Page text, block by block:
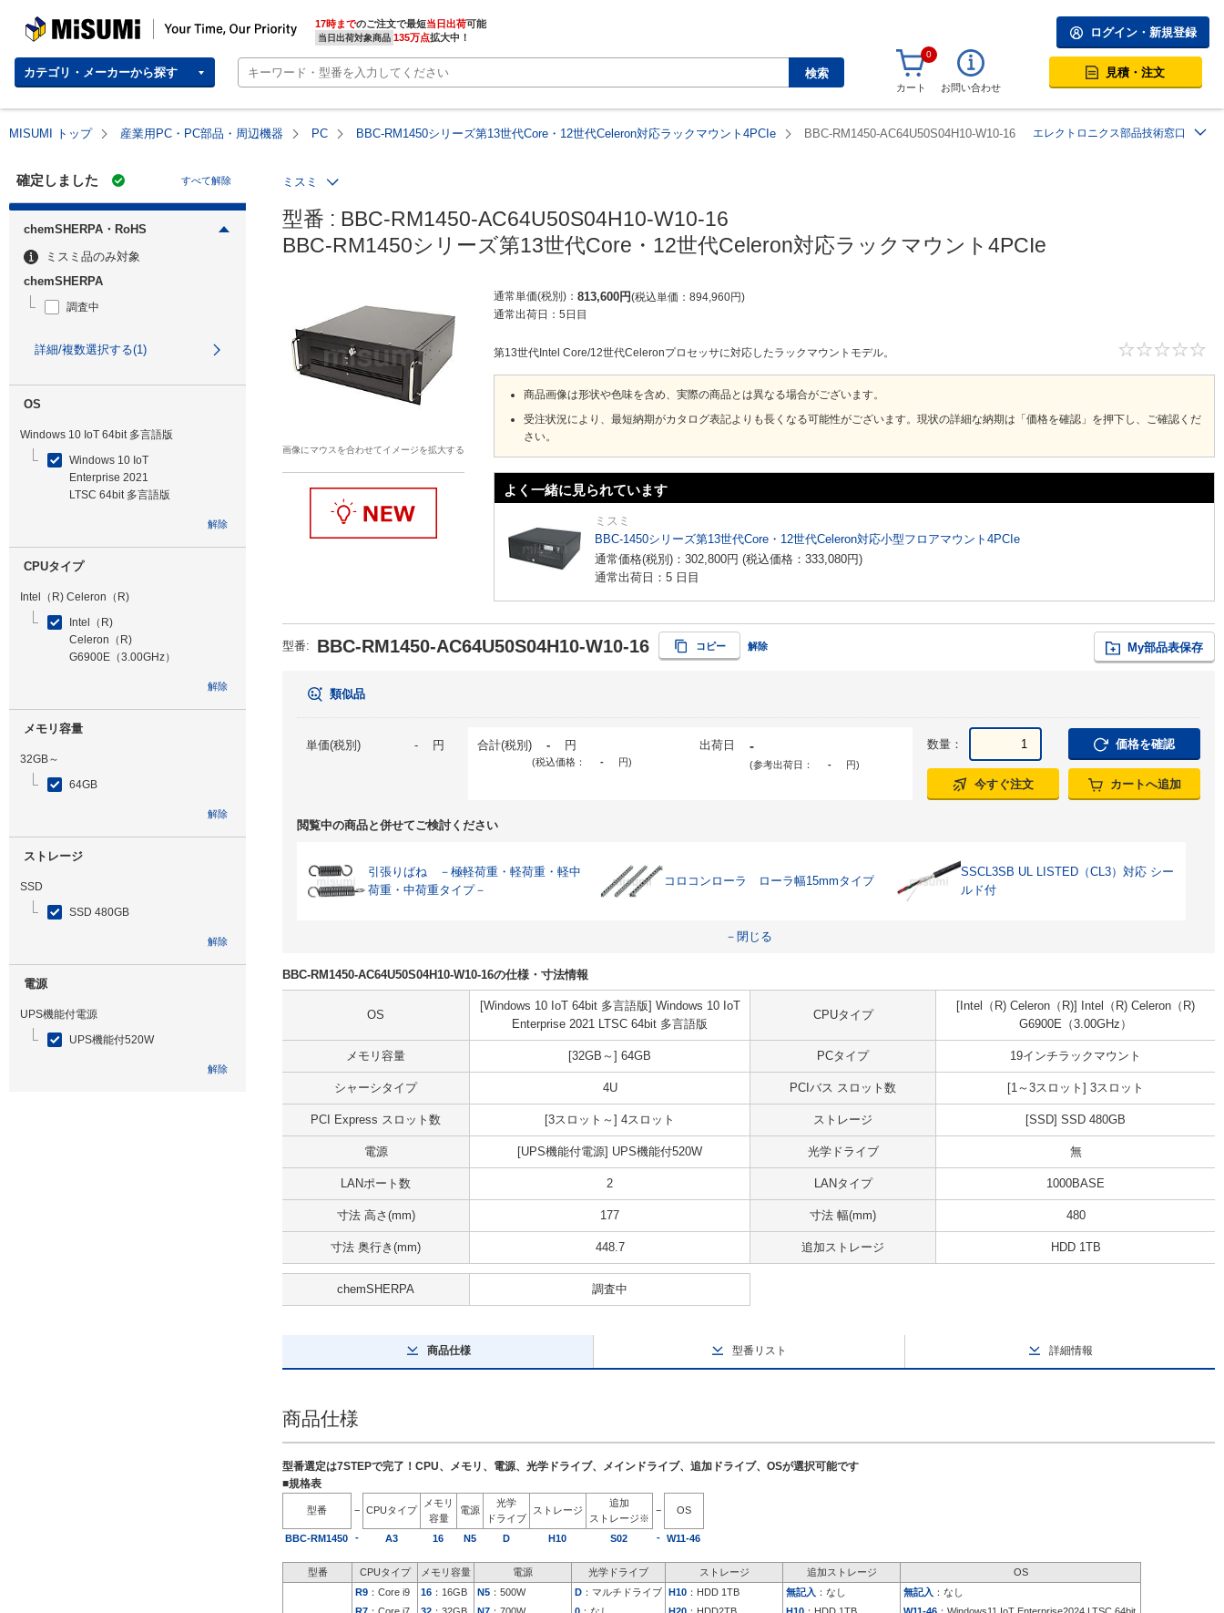
MISUMI | Your Time, Our Priority 17時までのご注文で最短当日出荷
当日出荷対象商品 135万点拡大中！
カテゴリ・メーカーから探す 検索
ログイン・新規登録
0
カート お問い合わせ
見積・注文
MISUMI トップ 産業用PC・PC部品・周辺機器 PC BBC-RM1450シリーズ第13世代Core・12世代Celeron対応ラックマウント4PCIe BBC-RM1450-AC64U50S04H10-W10-16 エレクトロニクス部品技術窓口
確定しました すべて解除
chemSHERPA・RoHS
ミスミ品のみ対象
chemSHERPA
調査中
詳細/複数選択する(1)
OS
Windows 10 IoT 64bit 多言語版
Windows 10 IoT
Enterprise 2021
LTSC 64bit 多言語版
解除
CPUタイプ
Intel（R) Celeron（R)
Intel（R)
Celeron（R)
G6900E（3.00GHz）
解除
メモリ容量
32GB～
64GB
解除
ストレージ
SSD
SSD 480GB
解除
電源
UPS機能付電源
UPS機能付520W
解除
ミスミ
型番 : BBC-RM1450-AC64U50S04H10-W10-16
BBC-RM1450シリーズ第13世代Core・12世代Celeron対応ラックマウント4PCIe
画像にマウスを合わせてイメージを拡大する
通常単価(税別) 813,600円 税込単価 894,960円
通常出荷日： 5日目
第13世代Intel Core/12世代Celeronプロセッサに対応したラックマウントモデル。
商品画像は形状や色味を含め、実際の商品とは異なる場合がございます。
受注状況により、最短納期がカタログ表記よりも長くなる可能性がございます。現状の詳細な納期は「価格を確認」を押下し、ご確認くだ
さい。
よく一緒に見られています
ミスミ
BBC-1450シリーズ第13世代Core・12世代Celeron対応小型フロアマウント4PCIe
通常価格(税別)： 302,800円 (税込価格： 333,080円)
通常出荷日：5 日目
型番: BBC-RM1450-AC64U50S04H10-W10-16 コピー 解除 My部品表保存
類似品
単価(税別) - 円 合計(税別) - 円
(税込価格： - 円)
出荷日 -
(参考出荷日： - 円)
数量： 価格を確認
今すぐ注文 カートへ追加
閲覧中の商品と併せてご検討ください
引張りばね －極軽荷重・軽荷重・軽中
荷重・中荷重タイプ－
コロコンローラ ローラ幅15mmタイプ
SSCL3SB UL LISTED（CL3）対応 シー
ルド付
－閉じる
BBC-RM1450-AC64U50S04H10-W10-16の仕様・寸法情報
OS
[Windows 10 IoT 64bit 多言語版] Windows 10 IoT
Enterprise 2021 LTSC 64bit 多言語版
CPUタイプ
[Intel（R) Celeron（R)] Intel（R) Celeron（R)
G6900E（3.00GHz）
メモリ容量 [32GB～] 64GB PCタイプ 19インチラックマウント
シャーシタイプ 4U PCIバス スロット数 [1～3スロット] 3スロット
PCI Express スロット数 [3スロット～] 4スロット ストレージ [SSD] SSD 480GB
電源 [UPS機能付電源] UPS機能付520W 光学ドライブ 無
LANポート数 2 LANタイプ 1000BASE
寸法 高さ(mm) 177 寸法 幅(mm) 480
寸法 奥行き(mm) 448.7 追加ストレージ HDD 1TB
chemSHERPA 調査中
商品仕様 型番リスト 詳細情報
商品仕様
型番選定は7STEPで完了！CPU、メモリ、電源、光学ドライブ、メインドライブ、追加ドライブ、OSが選択可能です
■規格表
型番 − CPUタイプ
メモリ
容量
電源
光学
ドライブ
ストレージ
追加
ストレージ※
− OS
BBC-RM1450 - A3 16 N5 D H10 S02 - W11-46
型番 CPUタイプ メモリ容量 電源 光学ドライブ ストレージ 追加ストレージ OS
R9 ：Core i9 16 ：16GB N5 ：500W D ：マルチドライブ H10 ：HDD 1TB 無記入 ：なし 無記入 ：なし